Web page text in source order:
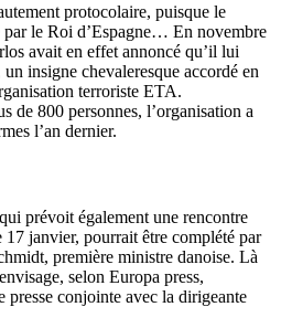
protocolaire, puisque le
par le Roi d’Espagne… En novembre
avait en effet annoncé qu’il lui
insigne chevaleresque accordé en
terroriste ETA.
de 800 personnes, l’organisation a
l’an dernier.
prévoit également une rencontre
janvier, pourrait être complété par
première ministre danoise. Là
selon Europa press,
presse conjointe avec la dirigeante